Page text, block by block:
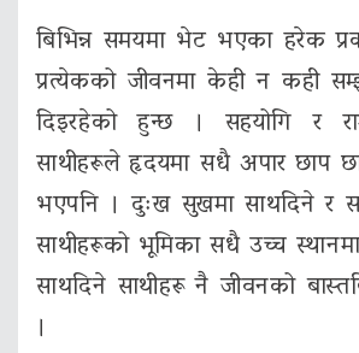
बिभिन्न समयमा भेट भएका हरेक
प्रत्येकको जीवनमा केही न कही
दिइरहेको हुन्छ । सहयोगि र
साथीहरूले हृदयमा सधै अपार छाप
भएपनि । दुःख सुखमा साथदिने र
साथीहरूको भूमिका सधै उच्च
साथदिने साथीहरू नै जीवनको
।